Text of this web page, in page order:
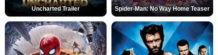
Uncharted Trailer Spider-Man: No Way Home Teaser